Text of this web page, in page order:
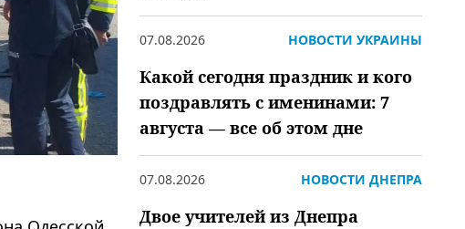
07.08.2026 НОВОСТИ УКРАИНЫ
Какой сегодня праздник и кого
поздравлять с именинами: 7
августа — все об этом дне
07.08.2026 НОВОСТИ ДНЕПРА
Двое учителей из Днепра